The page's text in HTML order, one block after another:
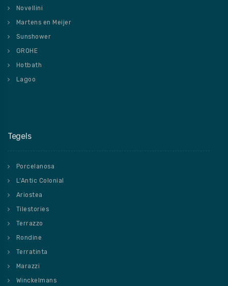
Novellini
Martens en Meijer
Sunshower
GROHE
Hotbath
Lagoo
Tegels
Porcelanosa
L’Antic Colonial
Ariostea
Tilestories
Terrazzo
Rondine
Terratinta
Marazzi
Winckelmans